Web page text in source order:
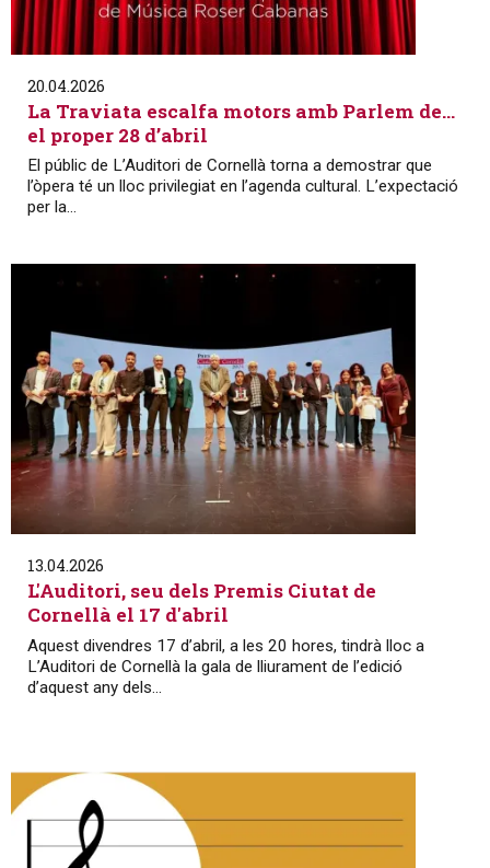
20.04.2026
La Traviata escalfa motors amb Parlem de…
el proper 28 d’abril
El públic de L’Auditori de Cornellà torna a demostrar que
l’òpera té un lloc privilegiat en l’agenda cultural. L’expectació
per la...
13.04.2026
L'Auditori, seu dels Premis Ciutat de
Cornellà el 17 d'abril
Aquest divendres 17 d’abril, a les 20 hores, tindrà lloc a
L’Auditori de Cornellà la gala de lliurament de l’edició
d’aquest any dels...